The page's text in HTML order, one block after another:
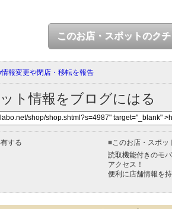
このお店・スポットのク
報変更や閉店・移転を報告
ト情報をブログにはる
する ■ このお店・スポ
読取機能付きのモ
アクセス！
便利に店舗情報を